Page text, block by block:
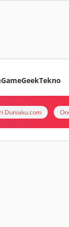
GameGeekTekno
Duniaku.com